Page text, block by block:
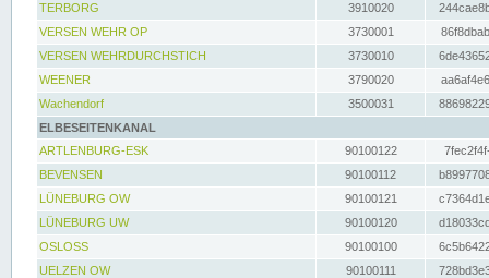
TERBORG
3910020
VERSEN WEHR OP
3730001
VERSEN WEHRDURCHSTICH
3730010
WEENER
3790020
Wachendorf
3500031
ELBESEITENKANAL
ARTLENBURG-ESK
90100122
BEVENSEN
90100112
LÜNEBURG OW
90100121
LÜNEBURG UW
90100120
OSLOSS
90100100
UELZEN OW
90100111